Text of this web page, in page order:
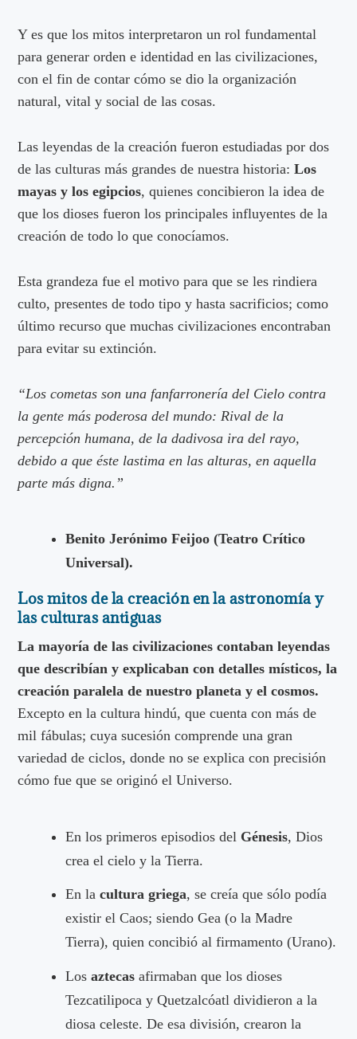
Y es que los mitos interpretaron un rol fundamental
para generar orden e identidad en las civilizaciones,
con el fin de contar cómo se dio la organización
natural, vital y social de las cosas.
Las leyendas de la creación fueron estudiadas por dos
de las culturas más grandes de nuestra historia:Los
mayas y los egipcios, quienes concibieron la idea de
que los dioses fueron los principales influyentes de la
creación de todo lo que conocíamos.
Esta grandeza fue el motivo para que se les rindiera
culto, presentes de todo tipo y hasta sacrificios; como
último recurso que muchas civilizaciones encontraban
para evitar su extinción.
“Los cometas son una fanfarronería del Cielo contra
la gente más poderosa del mundo: Rival de la
percepción humana, de la dadivosa ira del rayo,
debido a que éste lastima en las alturas, en aquella
parte más digna.”
Benito Jerónimo Feijoo (Teatro Crítico
Universal).
Los mitos de la creación en la astronomía y
las culturas antiguas
La mayoría de las civilizaciones contaban leyendas
que describían y explicaban con detalles místicos, la
creación paralela de nuestro planeta y el cosmos.
Excepto en la cultura hindú, que cuenta con más de
mil fábulas; cuya sucesión comprende una gran
variedad de ciclos, donde no se explica con precisión
cómo fue que se originó el Universo.
En los primeros episodios del Génesis, Dios
crea el cielo y la Tierra.
En lacultura griega, se creía que sólo podía
existir el Caos; siendo Gea (o la Madre
Tierra), quien concibió al firmamento (Urano).
Losaztecas afirmaban que los dioses
Tezcatilipoca y Quetzalcóatl dividieron a la
diosa celeste. De esa división, crearon la